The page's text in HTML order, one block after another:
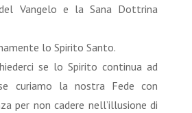
Vangelo e la Sana Dottrina
lo Spirito Santo.
se lo Spirito continua ad
curiamo la nostra Fede con
per non cadere nell’illusione di